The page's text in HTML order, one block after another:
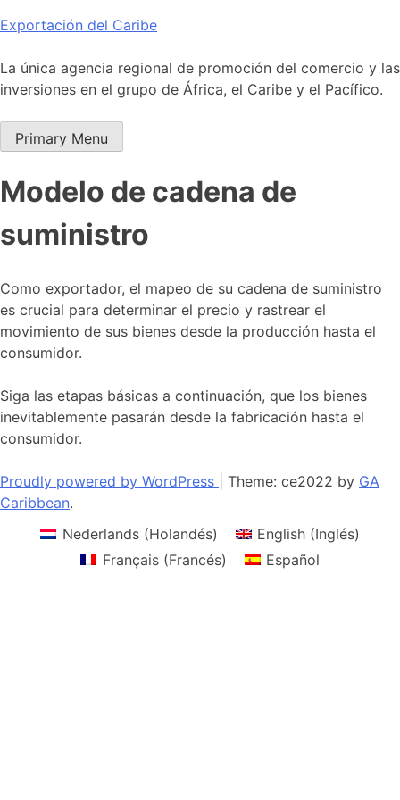
Skip
content
Exportación del Caribe
La única agencia regional de promoción del comercio y las
inversiones en el grupo de África, el Caribe y el Pacífico.
Primary Menu
Modelo de cadena de
suministro
Como exportador, el mapeo de su cadena de suministro
es crucial para determinar el precio y rastrear el
movimiento de sus bienes desde la producción hasta el
consumidor.
Siga las etapas básicas a continuación, que los bienes
inevitablemente pasarán desde la fabricación hasta el
consumidor.
Proudly powered by WordPress Theme: ce2022 by GA
Caribbean.
Nederlands(Holandés) English(Inglés)
Français(Francés) Español